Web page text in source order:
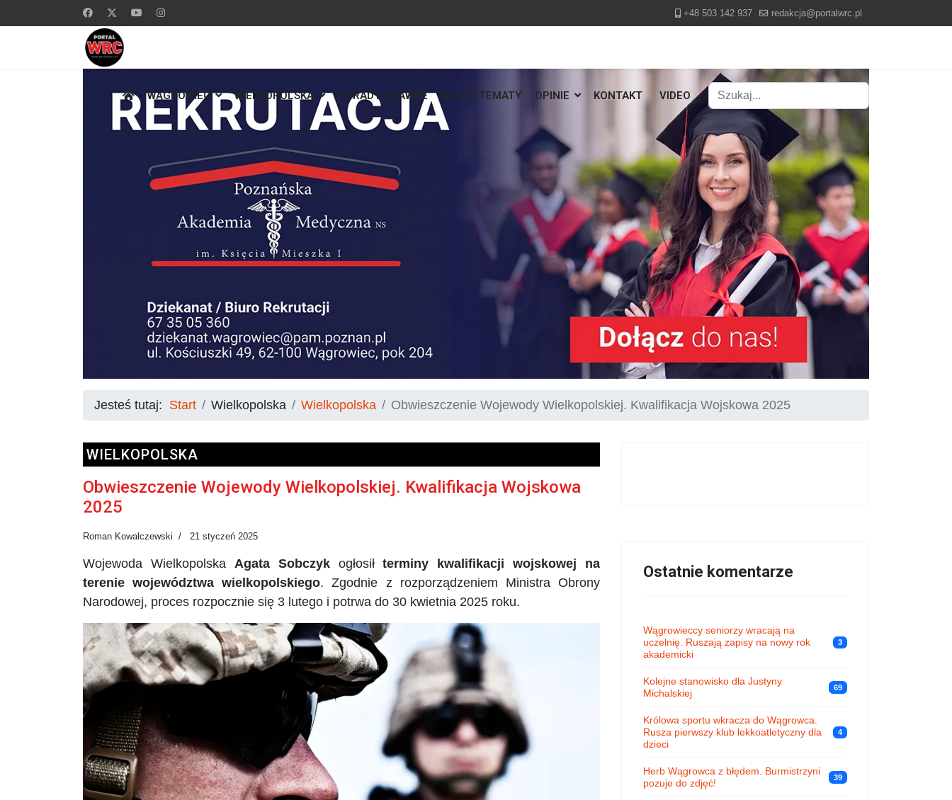
+48 503 142 937 redakcja@portalwrc.pl
WĄGROWIEC WIELKOPOLSKA PORADY PRAWNE WASZE TEMATY OPINIE KONTAKT VIDEO
Szukaj
Type 2 or more characters for results.
Jesteś tutaj: Start Wielkopolska Wielkopolska Obwieszczenie Wojewody Wielkopolskiej. Kwalifikacja Wojskowa 2025
WIELKOPOLSKA
Obwieszczenie Wojewody Wielkopolskiej. Kwalifikacja Wojskowa
2025
Roman Kowalczewski 21 styczeń 2025
Wojewoda Wielkopolska Agata Sobczykogłosiłterminy kwalifikacji wojskowej na
terenie województwa wielkopolskiego. Zgodnie z rozporządzeniem Ministra Obrony
Narodowej, proces rozpocznie się 3 lutego i potrwa do 30 kwietnia 2025 roku.
Ostatnie komentarze
Wągrowieccy seniorzy wracają na
uczelnię. Ruszają zapisy na nowy rok
akademicki
3
Kolejne stanowisko dla Justyny
Michalskiej
69
Królowa sportu wkracza do Wągrowca.
Rusza pierwszy klub lekkoatletyczny dla
dzieci
4
Herb Wągrowca z błędem. Burmistrzyni
pozuje do zdjęć!
39